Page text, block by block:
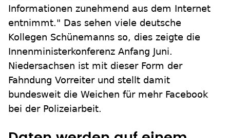
Informationen zunehmend aus dem Internet
entnimmt." Das sehen viele deutsche
Kollegen Schünemanns so, dies zeigte die
Innenministerkonferenz Anfang Juni.
Niedersachsen ist mit dieser Form der
Fahndung Vorreiter und stellt damit
bundesweit die Weichen für mehr Facebook
bei der Polizeiarbeit.